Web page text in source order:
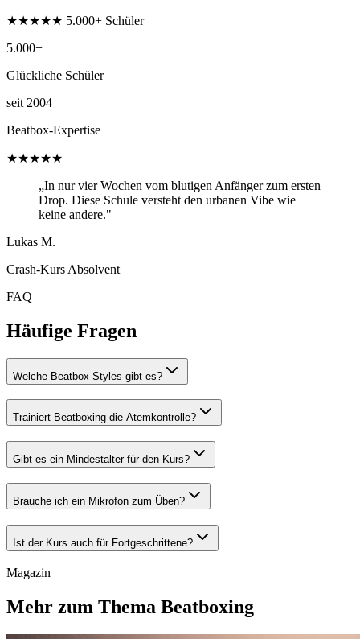
★★★★★ 5.000+ Schüler
5.000+
Glückliche Schüler
seit 2004
Beatbox-Expertise
★★★★★
„In nur vier Wochen vom blutigen Anfänger zum ersten
Drop. Diese Schule versteht den urbanen Vibe wie
keine andere."
Lukas M.
Crash-Kurs Absolvent
FAQ
Häufige Fragen
Welche Beatbox-Styles gibt es?
Trainiert Beatboxing die Atemkontrolle?
Gibt es ein Mindestalter für den Kurs?
Brauche ich ein Mikrofon zum Üben?
Ist der Kurs auch für Fortgeschrittene?
Magazin
Mehr zum Thema Beatboxing